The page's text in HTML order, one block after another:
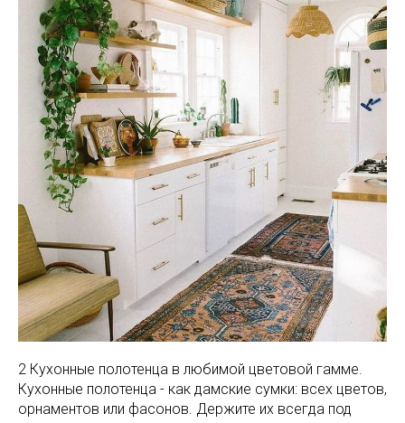
2 Кухонные полотенца в любимой цветовой гамме.
Кухонные полотенца - как дамские сумки: всех цветов,
орнаментов или фасонов. Держите их всегда под